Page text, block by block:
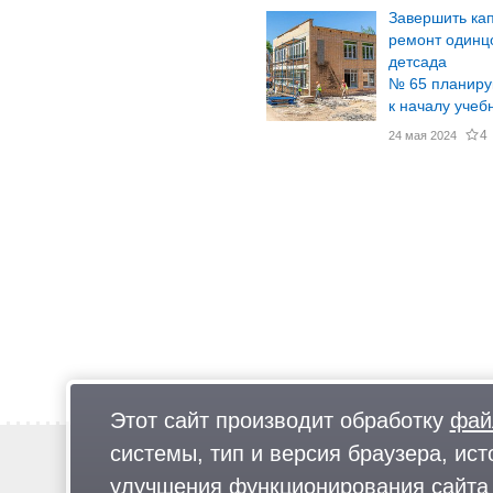
Завершить
ремонт
детсада
№ 65
к началу
24 мая 2024 4
Новости
Предложи новость
Этот сайт производит обработку
системы, тип и версия браузера,
улучшения функционирования